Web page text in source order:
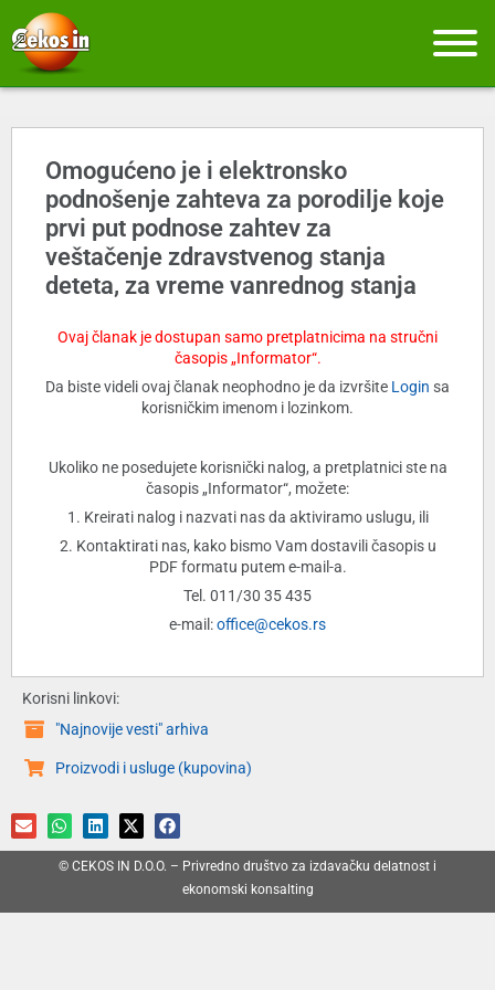
Omogućeno je i elektronsko
podnošenje zahteva za porodilje koje
prvi put podnose zahtev za
veštačenje zdravstvenog stanja
deteta, za vreme vanrednog stanja
Ovaj članak je dostupan samo pretplatnicima na stručni
časopis „Informator“.
Da biste videli ovaj članak neophodno je da izvršite Login sa
korisničkim imenom i lozinkom.
Ukoliko ne posedujete korisnički nalog, a pretplatnici ste na
časopis „Informator“, možete:
1. Kreirati nalog i nazvati nas da aktiviramo uslugu, ili
2. Kontaktirati nas, kako bismo Vam dostavili časopis u
PDF formatu putem e-mail-a.
Tel. 011/30 35 435
e-mail:office@cekos.rs
Korisni linkovi:
"Najnovije vesti" arhiva
Proizvodi i usluge (kupovina)
© CEKOS IN D.O.O. – Privredno društvo za izdavačku delatnost i
ekonomski konsalting